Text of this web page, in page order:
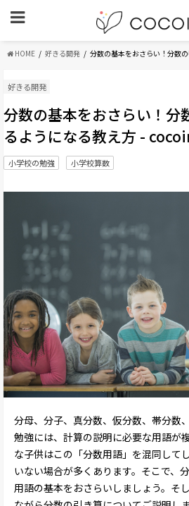
HOME 好きる開発 分数の基本をおさらい！分数
好きる開発
分数の基本をおさらい！分
るようになる教え方 -
小学校の勉強 小学校算数
分母、分子、真分数、仮分数、帯分
勉強には、計算の説明に必要な用語が
な子供はこの「分数用語」を混同して
いない場合が多くあります。そこで、
用語の基本をおさらいしましょう。そ